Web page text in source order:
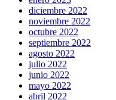
diciembre 2022
noviembre 2022
octubre 2022
septiembre 2022
agosto 2022
julio 2022
junio 2022
mayo 2022
abril 2022